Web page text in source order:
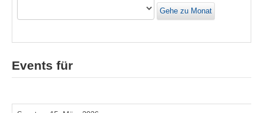
Gehe zu Monat
Events für